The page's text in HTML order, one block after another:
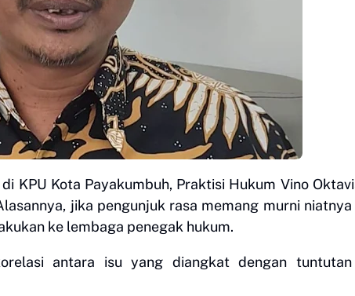
KPU Kota Payakumbuh, Praktisi Hukum Vino
jika pengunjuk rasa memang murni
ke lembaga penegak hukum.
antara isu yang diangkat dengan